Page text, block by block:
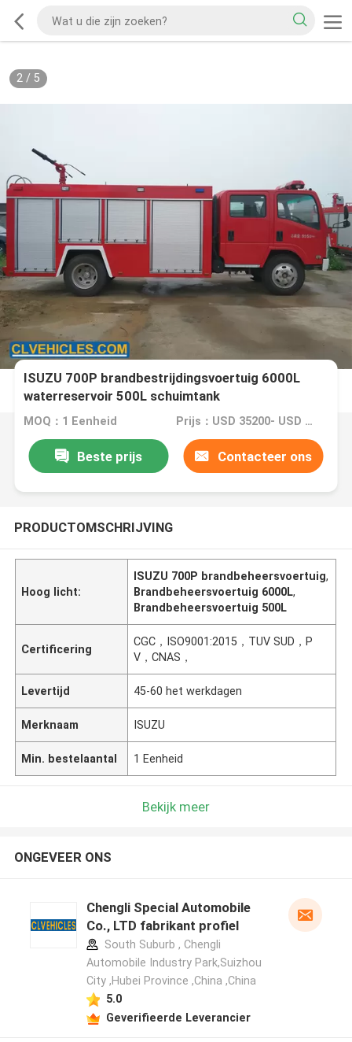
2/ 5
ISUZU 700P brandbestrijdingsvoertuig 6000L
waterreservoir 500L schuimtank
MOQ：1 Eenheid Prijs：USD 35200- USD 39200/ UNIT
Beste prijs Contacteer ons
PRODUCTOMSCHRIJVING
Hoog licht:
ISUZU 700P brandbeheersvoertuig,
Brandbeheersvoertuig 6000L,
Brandbeheersvoertuig 500L
Certificering
CGC，ISO9001:2015，TUV SUD，P
V，CNAS，
Levertijd 45-60 het werkdagen
Merknaam ISUZU
Min. bestelaantal 1 Eenheid
Bekijk meer
ONGEVEER ONS
Chengli Special Automobile
Co., LTD fabrikant profiel
South Suburb , Chengli
Automobile Industry Park,Suizhou
City ,Hubei Province ,China ,China
5.0
Geverifieerde Leverancier